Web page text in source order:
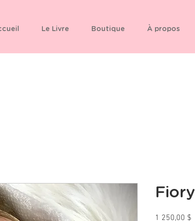
Le Livre Boutique À propos
Fiory
1 250,00 $